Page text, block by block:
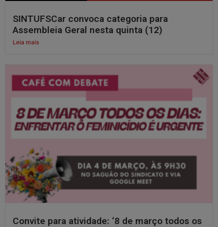
SINTUFSCar convoca categoria para
Assembleia Geral nesta quinta (12)
Leia mais
Convite para atividade: ‘8 de março todos os